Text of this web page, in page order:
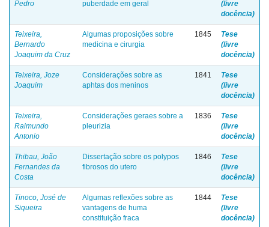
Pedro
puberdade em geral
(livre
docência)
Teixeira,
Bernardo
Joaquim da Cruz
Algumas proposições sobre
medicina e cirurgia
1845
Tese
(livre
docência)
Teixeira, Joze
Joaquim
Considerações sobre as
aphtas dos meninos
1841
Tese
(livre
docência)
Teixeira,
Raimundo
Antonio
Considerações geraes sobre a
pleurizia
1836
Tese
(livre
docência)
Thibau, João
Fernandes da
Costa
Dissertação sobre os polypos
fibrosos do utero
1846
Tese
(livre
docência)
Tinoco, José de
Siqueira
Algumas reflexões sobre as
vantagens de huma
constituição fraca
1844
Tese
(livre
docência)